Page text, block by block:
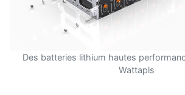
Des batteries lithium hautes
Wattapls